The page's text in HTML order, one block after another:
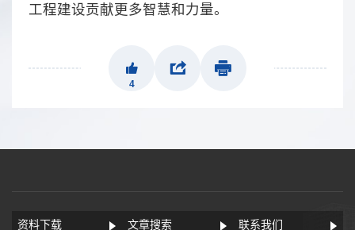
工程建设贡献更多智慧和力量。
4
资料下载 文章搜索 联系我们